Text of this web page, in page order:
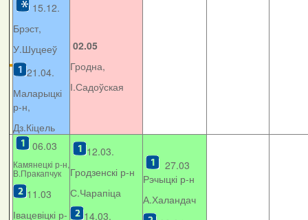
15.12.
Брэст,
У.Шуцееў
21.04.
Маларыцкі
р-н,
Дз.Кіцель
02.05
Гродна,
І.Садоўская
06.03
Камянецкі р-н,
В.Пракапчук
11.03
Івацевіцкі р-
12.03.
Гродзенскі р-н
С.Чарапіца
14.03.
27.03
Рэчыцкі р-н
А.Халандач